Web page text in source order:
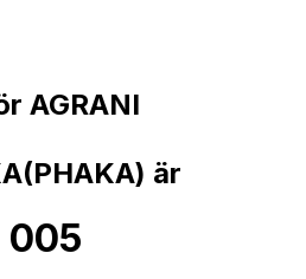
AGRANI
är
005